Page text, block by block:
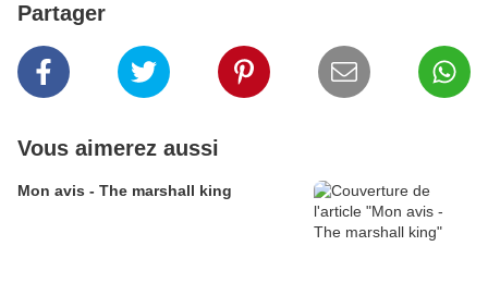
Partager
Vous aimerez aussi
Mon avis - The marshall king